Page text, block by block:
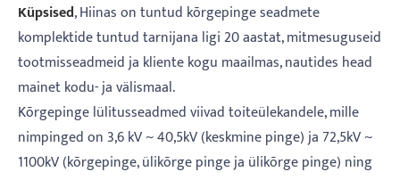
Küpsised, Hiinas on tuntud kõrgepinge seadmete
komplektide tuntud tarnijana ligi 20 aastat, mitmesuguseid
tootmisseadmeid ja kliente kogu maailmas, nautides head
mainet kodu- ja välismaal.
Kõrgepinge lülitusseadmed viivad toiteülekandele, mille
nimpinged on 3,6 kV ~ 40,5kV (keskmine pinge) ja 72,5kV ~
1100kV (kõrgepinge, ülikõrge pinge ja ülikõrge pinge) ning